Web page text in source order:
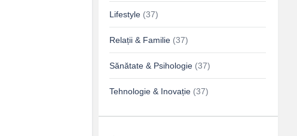
Lifestyle (37)
Relații & Familie (37)
Sănătate & Psihologie (37)
Tehnologie & Inovație (37)